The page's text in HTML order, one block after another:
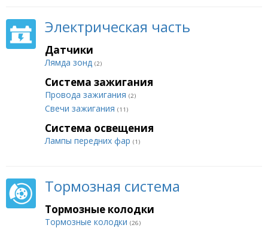
Электрическая часть
Датчики
Лямда зонд (2)
Система зажигания
Провода зажигания (2)
Свечи зажигания (11)
Система освещения
Лампы передних фар (1)
Тормозная система
Тормозные колодки
Тормозные колодки (26)